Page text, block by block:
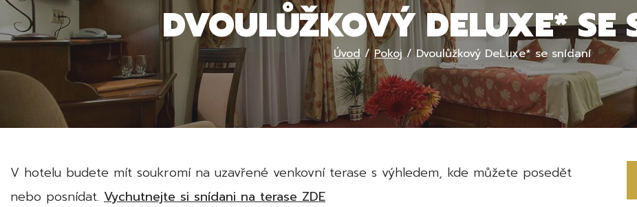
DVOULŮŽKOVÝ DELUXE* SE
Úvod / Pokoj / Dvoulůžkový DeLuxe* se snídaní
V hotelu budete mít soukromí na uzavřené venkovní terase s výhledem, kde můžete posedět
nebo posnídat. Vychutnejte si snídani na terase ZDE